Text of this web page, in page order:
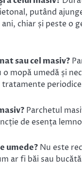
putând
chiar și peste o
sau cel masiv?
mopă umedă și
tratamente
Parchetul
de esența
umede? Nu este
ar fi băi sau